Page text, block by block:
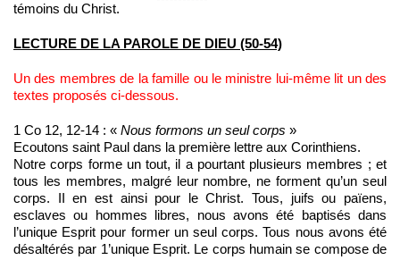
témoins du Christ.
LECTURE DE LA PAROLE DE DIEU (50-54)
Un des membres de la famille ou le ministre lui-même lit un des
textes proposés ci‑dessous.
1 Co 12, 12-14 : « Nous formons un seulcorps »
Ecoutons saint Paul dans la première lettre aux Corinthiens.
Notre corps forme un tout, il a pourtant plusieurs membres ; et
tous les membres, malgré leur nombre, ne forment qu’un seul
corps. II en est ainsi pour le Christ. Tous, juifs ou païens,
esclaves ou hommes libres, nous avons été baptisés dans
l’unique Esprit pour former un seul corps. Tous nous avons été
désaltérés par 1’unique Esprit. Le corps humain se compose de